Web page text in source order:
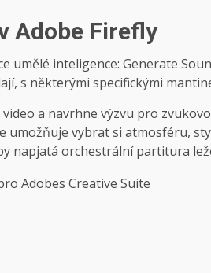
Adobe Firefly
umělé inteligence: Generate
s některými specifickými
a navrhne výzvu pro
umožňuje vybrat si atmosféru,
napjatá orchestrální partitura